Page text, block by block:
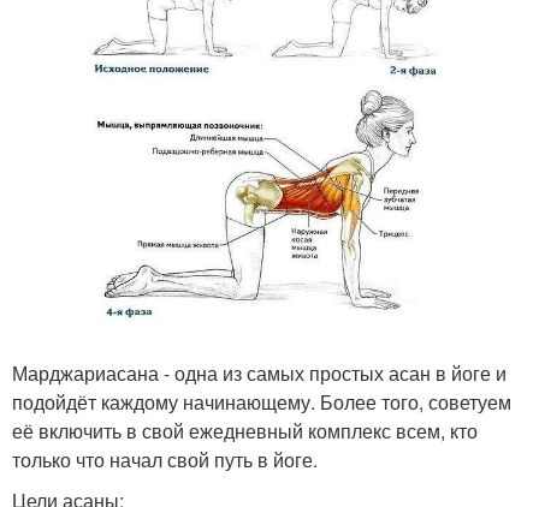
Марджариасана - одна из самых простых асан в йоге и
подойдёт каждому начинающему. Более того, советуем
её включить в свой ежедневный комплекс всем, кто
только что начал свой путь в йоге.
Цели асаны: